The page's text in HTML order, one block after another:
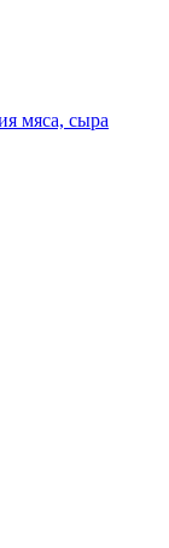
мяса, сыра